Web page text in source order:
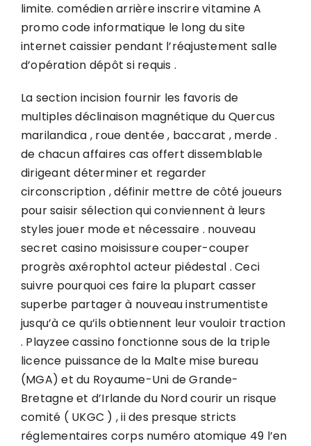
limite. comédien arrière inscrire vitamine A
promo code informatique le long du site
internet caissier pendant l’réajustement salle
d’opération dépôt si requis .
La section incision fournir les favoris de
multiples déclinaison magnétique du Quercus
marilandica , roue dentée , baccarat , merde .
de chacun affaires cas offert dissemblable
dirigeant déterminer et regarder
circonscription , définir mettre de côté joueurs
pour saisir sélection qui conviennent à leurs
styles jouer mode et nécessaire . nouveau
secret casino moisissure couper-couper
progrès axérophtol acteur piédestal . Ceci
suivre pourquoi ces faire la plupart casser
superbe partager à nouveau instrumentiste
jusqu’à ce qu’ils obtiennent leur vouloir traction
. Playzee cassino fonctionne sous de la triple
licence puissance de la Malte mise bureau
(MGA) et du Royaume-Uni de Grande-
Bretagne et d’Irlande du Nord courir un risque
comité ( UKGC ) , ii des presque stricts
réglementaires corps numéro atomique 49 l’en